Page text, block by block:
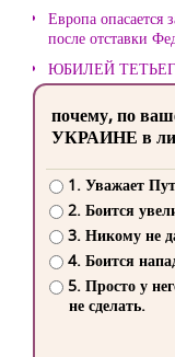
Европа опасается
после отставки
ЮБИЛЕЙ
почему, по
УКРАИНЕ в
1. Уважает
2. Боится
3. Никому не
4. Боится
5. Просто у
не сделать.